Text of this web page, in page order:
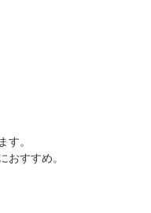
す。
おすすめ。